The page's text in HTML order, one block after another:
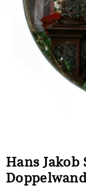
Hans